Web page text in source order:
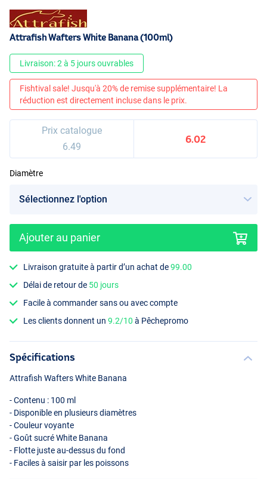
Attrafish Wafters White Banana (100ml)
Livraison: 2 à 5 jours ouvrables
Fishtival sale! Jusqu'à 20% de remise supplémentaire! La
réduction est directement incluse dans le prix.
Prix catalogue
6.49
6.02
Diamètre
Ajouter au panier
Livraison gratuite à partir d’un achat de99.00
Délai de retour de 50 jours
Facile à commander sans ou avec compte
Les clients donnent un9.2/10 à Pêchepromo
Spécifications
Attrafish Wafters White Banana
- Contenu : 100 ml
- Disponible en plusieurs diamètres
- Couleur voyante
- Goût sucré White Banana
- Flotte juste au-dessus du fond
- Faciles à saisir par les poissons